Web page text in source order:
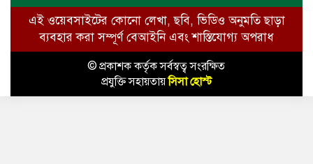
এই ওয়েবসাইটের কোনো লেখা, ছবি, ভিডিও অনুমতি ছাড়া
ব্যবহার করা সম্পূর্ণ বেআইনি এবং শাস্তিযোগ্য অপরাধ
© প্রকাশক কর্তৃক সর্বস্বত্ব সংরক্ষিত
প্রযুক্তি সহায়তায়সিসা হোস্ট